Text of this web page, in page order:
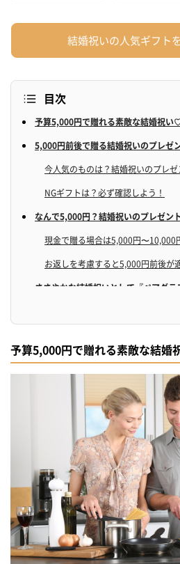
結婚祝いの人気ギフト
目次
予算5,000円で贈れる素敵な結婚祝い
5,000円前後で贈る結婚祝いのプレゼ
今人気のものは？結婚祝いのプレゼ
NGギフトは？必ず確認しよう！
なんで5,000円？結婚祝いのプレゼン
現金で贈る場合は5,000円〜10,000
お返しを考慮すると5,000円前後が
ささやかな結婚祝いとして『ペアグラ
夫婦の関係に橋が架かりますように『
日本が誇る天然の吉野杉 30膳のお
夫婦の記念に
これからの結婚生活を美しく保存する
枯れない花と思い出を込めて
大切な思い出を飾るオリジナルフ
美しいガラス製フォトフレーム
定番でも驚くほどの美しい『花ギフト
FLOWERiUM（フラワリウム）トワ
予算5,000円で贈れる素敵な結婚